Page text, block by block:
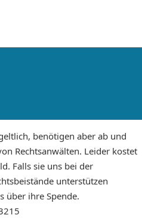
benötigen aber ab und
Rechtsanwälten. Leider kostet
Falls sie uns bei der
unterstützen
über ihre Spende.